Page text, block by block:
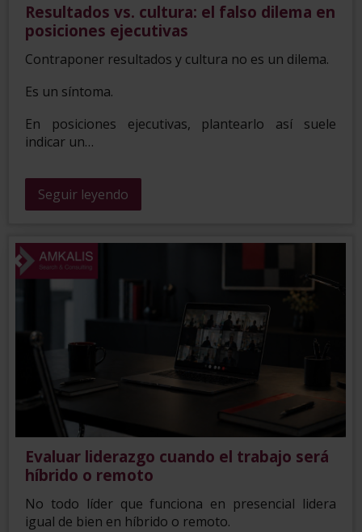
Resultados vs. cultura: el falso dilema en
posiciones ejecutivas
Contraponer resultados y cultura no es un dilema.
Es un síntoma.
En posiciones ejecutivas, plantearlo así suele
indicar un…
Seguir leyendo
Evaluar liderazgo cuando el trabajo será
híbrido o remoto
No todo líder que funciona en presencial lidera
igual de bien en híbrido o remoto.